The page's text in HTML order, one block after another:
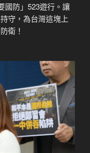
國防」523遊行。讓
守，為台灣這塊上
衛！